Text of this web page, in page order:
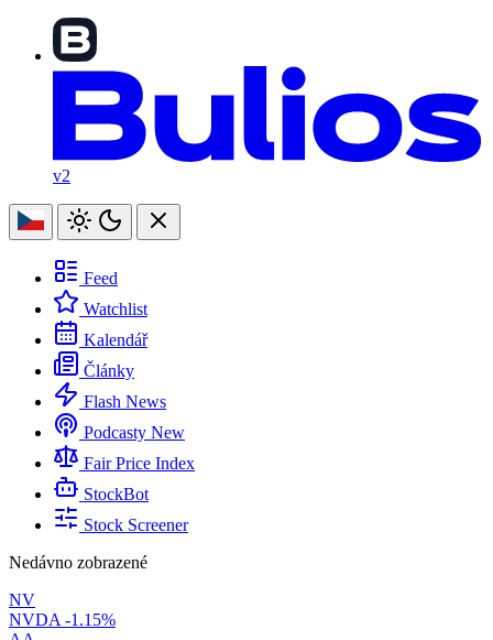
v2
Feed
Watchlist
Kalendář
Články
Flash News
Podcasty New
Fair Price Index
StockBot
Stock Screener
Nedávno zobrazené
NV
NVDA -1.15%